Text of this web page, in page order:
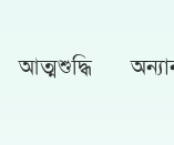
আত্মশুদ্ধি